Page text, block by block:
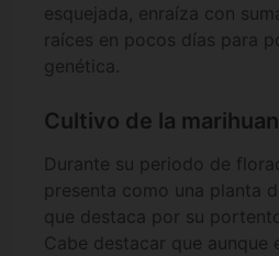
esquejada, enraíza con
raíces en pocos días para
genética.
Cultivo de la
Durante su periodo de
presenta como una planta
que destaca por su
Cabe destacar que aunque